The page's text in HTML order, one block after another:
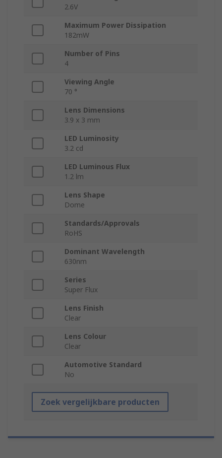
2.6V
Maximum Power Dissipation
182mW
Number of Pins
4
Viewing Angle
70 °
Lens Dimensions
3.9 x 3 mm
LED Luminosity
3.2 cd
LED Luminous Flux
1.2 lm
Lens Shape
Dome
Standards/Approvals
RoHS
Dominant Wavelength
630nm
Series
Super Flux
Lens Finish
Clear
Lens Colour
Clear
Automotive Standard
No
Zoek vergelijkbare producten